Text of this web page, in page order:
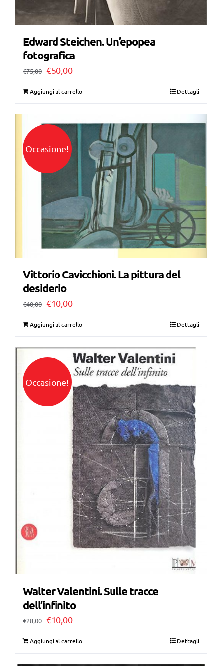
Edward Steichen. Un’epopea
fotografica
€75,00 Il
€75,00.
€50,00Il
€50,00.
Aggiungi al carrello Dettagli
Occasione!
Vittorio Cavicchioni. La pittura del
desiderio
€40,00 Il
era:
€40,00.
€10,00Il
è:
€10,00.
Aggiungi al carrello Dettagli
Occasione!
Walter Valentini. Sulle tracce
dell’infinito
€28,00 Il
€10,00Il
Aggiungi al carrello Dettagli